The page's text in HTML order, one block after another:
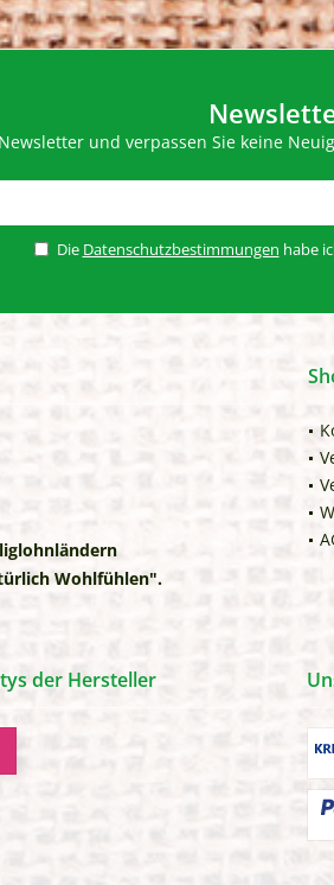
und verpassen Sie keine
Die Datenschutzbestimmungen habe
Wohlfühlen".
der Hersteller